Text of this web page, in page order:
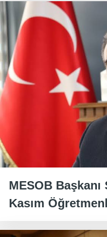
MESOB
Kasım